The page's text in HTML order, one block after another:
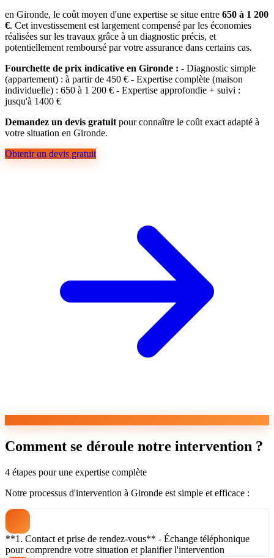
en Gironde, le coût moyen d'une expertise se situe entre 650 à 1 200
€. Cet investissement est largement compensé par les économies
réalisées sur les travaux grâce à un diagnostic précis, et
potentiellement remboursé par votre assurance dans certains cas.
Fourchette de prix indicative en Gironde : - Diagnostic simple
(appartement) : à partir de 450 € - Expertise complète (maison
individuelle) : 650 à 1 200 € - Expertise approfondie + suivi :
jusqu'à 1400 €
Demandez un devis gratuit pour connaître le coût exact adapté à
votre situation en Gironde.
Obtenir un devis gratuit
Comment se déroule notre intervention ?
4 étapes pour une expertise complète
Notre processus d'intervention à Gironde est simple et efficace :
**1. Contact et prise de rendez-vous** - Échange téléphonique
pour comprendre votre situation et planifier l'intervention